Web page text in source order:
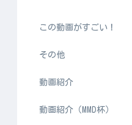
この動画がすごい！
その他
動画紹介
動画紹介（MMD杯）